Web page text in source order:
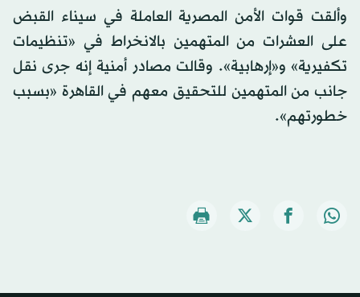
وألقت قوات الأمن المصرية العاملة في سيناء القبض
على العشرات من المتهمين بالانخراط في «تنظيمات
تكفيرية» و«إرهابية». وقالت مصادر أمنية إنه جرى نقل
جانب من المتهمين للتحقيق معهم في القاهرة «بسبب
خطورتهم».